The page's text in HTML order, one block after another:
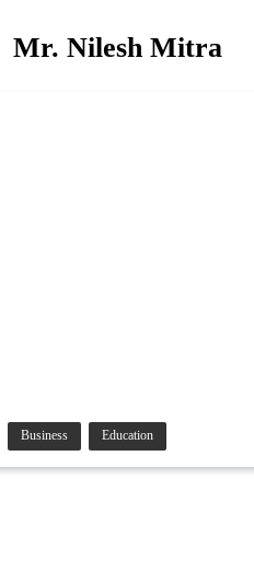
Mr. Nilesh Mitra
Business Education